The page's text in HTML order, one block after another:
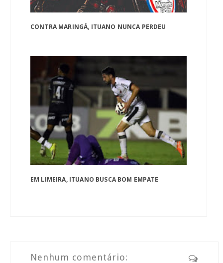
CONTRA MARINGÁ, ITUANO NUNCA PERDEU
EM LIMEIRA, ITUANO BUSCA BOM EMPATE
Nenhum comentário: